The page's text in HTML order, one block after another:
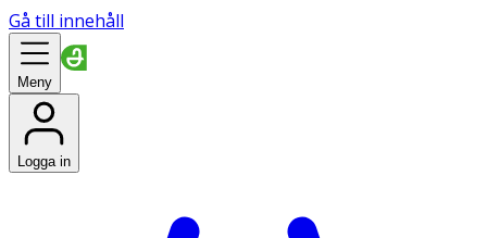
Gå till innehåll
Meny
Logga in